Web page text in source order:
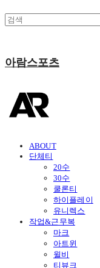
아람스포츠
ABOUT
단체티
20수
30수
쿨론티
하이플레이
유니렉스
작업&근무복
마크
아트윈
윌비
티뷰크